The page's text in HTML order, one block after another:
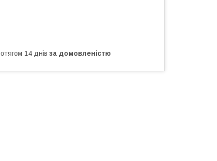
14 днів за домовленістю